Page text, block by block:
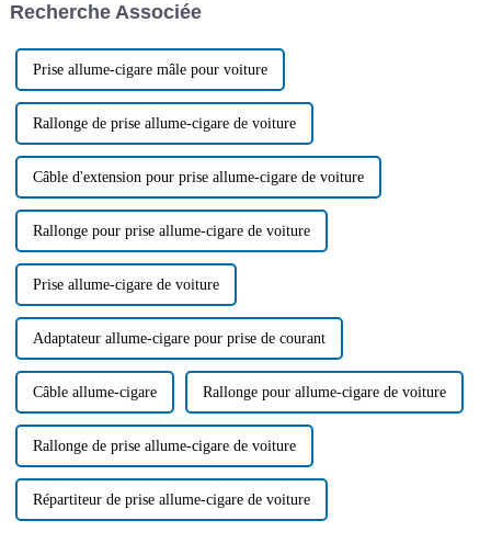
transmission de données…
Recherche Associée
Prise allume-cigare mâle pour voiture
Rallonge de prise allume-cigare de voiture
Câble d'extension pour prise allume-cigare de voiture
Rallonge pour prise allume-cigare de voiture
Prise allume-cigare de voiture
Adaptateur allume-cigare pour prise de courant
Câble allume-cigare Rallonge pour allume-cigare de voiture
Rallonge de prise allume-cigare de voiture
Répartiteur de prise allume-cigare de voiture